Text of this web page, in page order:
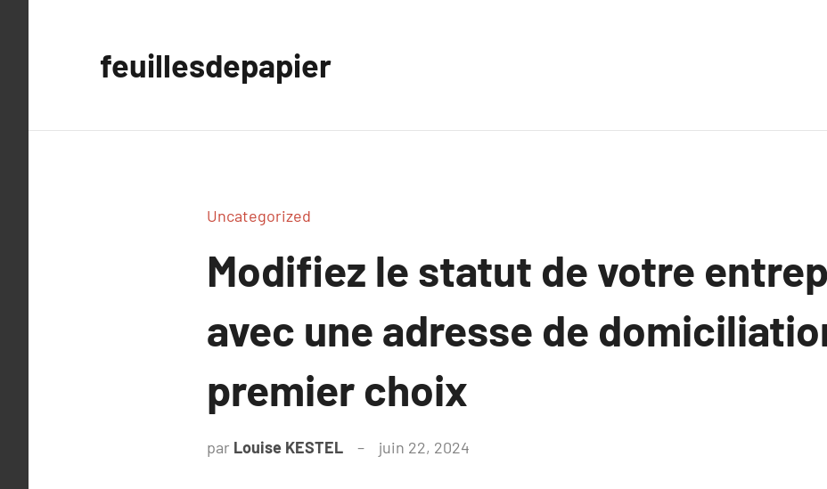
feuillesdepapier
Uncategorized
Modifiez le statut de votre
avec une adresse de
premier choix
par Louise KESTEL juin 22, 2024